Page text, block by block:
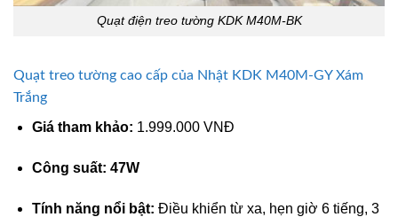
Quạt điện treo tường KDK M40M-BK
Quạt treo tường cao cấp của Nhật KDK M40M-GY Xám
Trắng
Giá tham khảo: 1.999.000 VNĐ
Công suất: 47W
Tính năng nổi bật: Điều khiển từ xa, hẹn giờ 6 tiếng, 3